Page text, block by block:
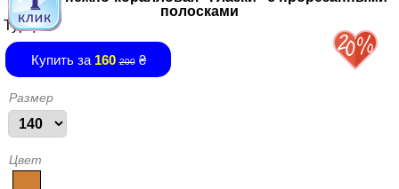
полосками
Турция
Купить за 160 200 ₴
Размер
Цвет